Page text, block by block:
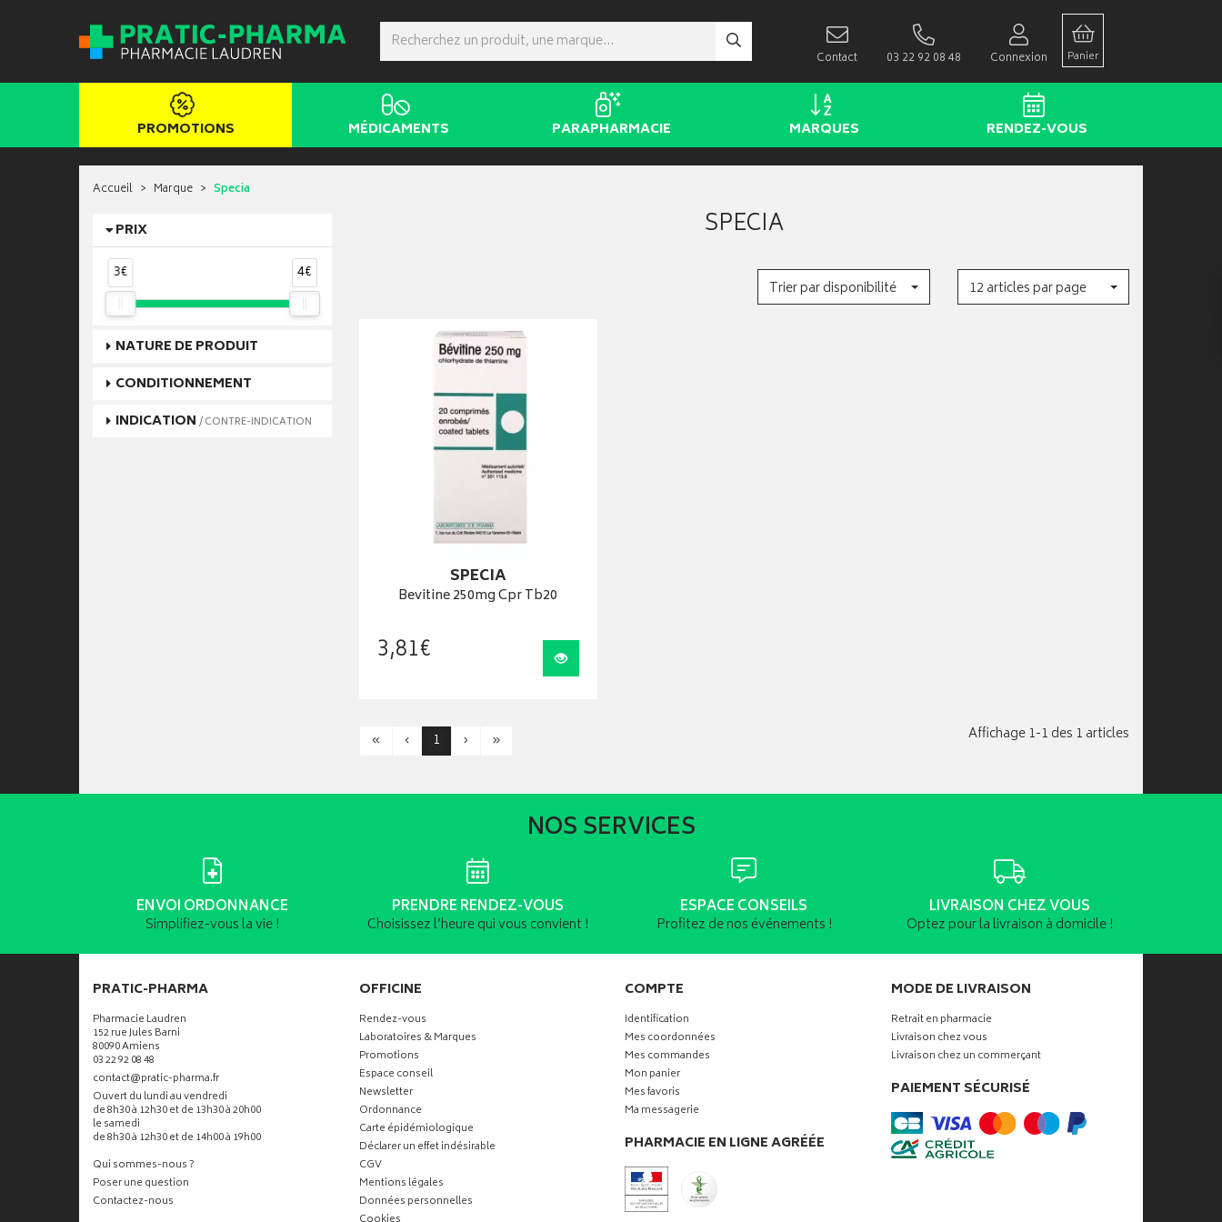
Contact 03 22 92 08 48 Connexion Panier
PROMOTIONS MÉDICAMENTS PARAPHARMACIE MARQUES RENDEZ-VOUS
Accueil Marque Specia
PRIX
3€
4€
NATURE DE PRODUIT
CONDITIONNEMENT
INDICATION / CONTRE-INDICATION
SPECIA
Trier par disponibilité 12 articles par page
SPECIA
Bevitine 250mg Cpr Tb20
3,81€ Visualiser
« ‹ 1 › » Affichage 1-1 des 1 articles
NOS SERVICES
ENVOI ORDONNANCE
Simplifiez-vous la vie !
PRENDRE RENDEZ-VOUS
Choisissez l’heure qui vous convient !
ESPACE CONSEILS
Profitez de nos événements !
LIVRAISON CHEZ VOUS
Optez pour la livraison à domicile !
PRATIC-PHARMA
Pharmacie Laudren
152 rue Jules Barni
80090 Amiens
03 22 92 08 48
contact-
@-
pratic-pharma.fr
Ouvert du lundi au vendredi
de 8h30 à 12h30 et de 13h30 à 20h00
le samedi
de 8h30 à 12h30 et de 14h00 à 19h00
Qui sommes-nous ?
Poser une question
Contactez-nous
OFFICINE
Rendez-vous
Laboratoires & Marques
Promotions
Espace conseil
Newsletter
Ordonnance
Carte épidémiologique
Déclarer un effet indésirable
CGV
Mentions légales
Données personnelles
COMPTE
Identification
Mes coordonnées
Mes commandes
Mon panier
Mes favoris
Ma messagerie
PHARMACIE EN LIGNE AGRÉÉE
MODE DE LIVRAISON
Retrait en pharmacie
Livraison chez vous
Livraison chez un commerçant
PAIEMENT SÉCURISÉ